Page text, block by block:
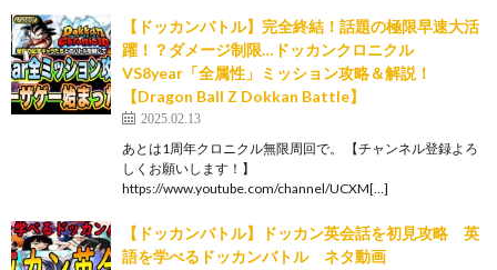
【ドッカンバトル】完全終結！話題の極限早速大活
躍！？ダメージ制限…ドッカンクロニクル
VS8year「全属性」ミッション攻略＆解説！
【Dragon Ball Z Dokkan Battle】
2025.02.13
あとは1周年クロニクル無限周回で。 【チャンネル登録よろ
しくお願いします！】
https://www.youtube.com/channel/UCXM[…]
【ドッカンバトル】ドッカン英会話を初見攻略 英
語を学べるドッカンバトル ネタ動画